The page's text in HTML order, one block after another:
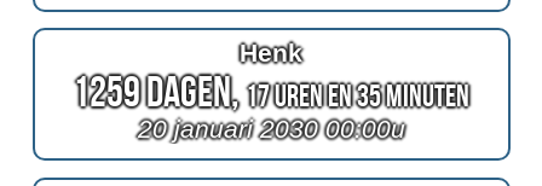
Henk
1259 Dagen,17 Uren en 35 Minuten
20 januari 2030 00:00u